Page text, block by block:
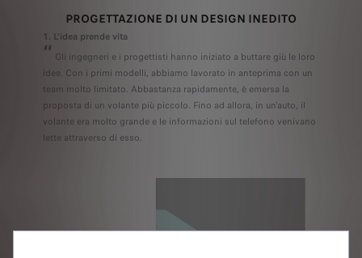
PROGETTAZIONE DI UN DESIGN INEDITO
1. L'idea prende vita
“ Gli ingegneri e i progettisti hanno iniziato a buttare giù le loro
idee. Con i primi modelli, abbiamo lavorato in anteprima con un
team molto limitato. Abbastanza rapidamente, è emersa la
proposta di un volante più piccolo. Fino ad allora, in un'auto, il
volante era molto grande e le informazioni sul telefono venivano
lette attraverso di esso.